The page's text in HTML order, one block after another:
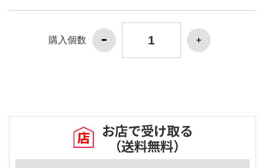
購入個数
お店で受け取る
（送料無料）